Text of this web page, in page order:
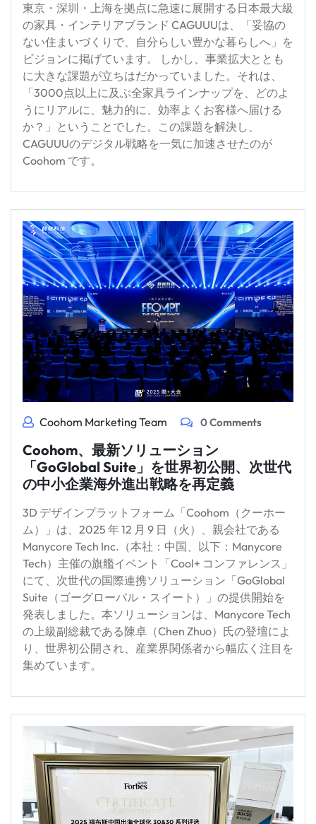
東京・深圳・上海を拠点に急速に展開する日本最大級
の家具・インテリアブランド CAGUUUは、「妥協の
ない住まいづくりで、自分らしい豊かな暮らしへ」を
ビジョンに掲げています。 しかし、事業拡大ととも
に大きな課題が立ちはだかっていました。それは、
「3000点以上に及ぶ全家具ラインナップを、どのよ
うにリアルに、魅力的に、効率よくお客様へ届ける
か？」ということでした。この課題を解決し、
CAGUUUのデジタル戦略を一気に加速させたのが
Coohom です。
Coohom Marketing Team 0 Comments
Coohom、最新ソリューション
「GoGlobal Suite」を世界初公開、次世代
の中小企業海外進出戦略を再定義
3D デザインプラットフォーム「Coohom（クーホー
ム）」は、2025 年 12 月 9 日（火）、親会社である
Manycore Tech Inc.（本社：中国、以下：Manycore
Tech）主催の旗艦イベント「Cool+ コンファレンス」
にて、次世代の国際連携ソリューション「GoGlobal
Suite（ゴーグローバル・スイート）」の提供開始を
発表しました。本ソリューションは、Manycore Tech
の上級副総裁である陳卓（Chen Zhuo）氏の登壇によ
り、世界初公開され、産業界関係者から幅広く注目を
集めています。